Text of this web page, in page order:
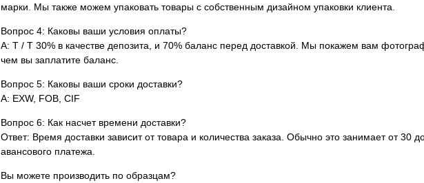
марки. Мы также можем упаковать товары с собственным дизайном упаковки клиента.
Вопрос 4: Каковы ваши условия оплаты?
A: T / T 30% в качестве депозита, и 70% баланс перед доставкой. Мы покажем вам
чем вы заплатите баланс.
Вопрос 5: Каковы ваши сроки доставки?
A: EXW, FOB, CIF
Вопрос 6: Как насчет времени доставки?
Ответ: Время доставки зависит от товара и количества заказа. Обычно это занимает от 30
авансового платежа.
Вы можете производить по образцам?